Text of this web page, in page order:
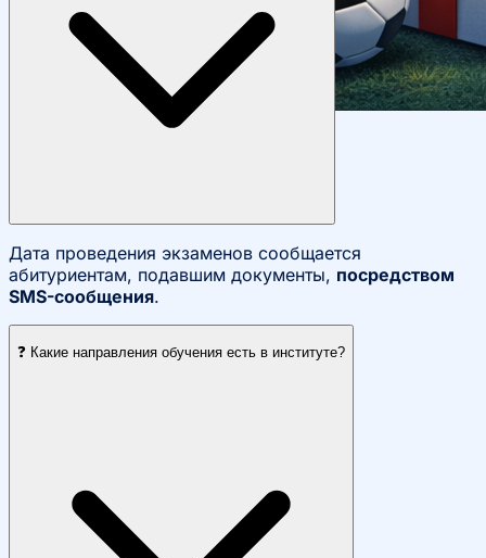
Дата проведения экзаменов сообщается
абитуриентам, подавшим документы, посредством
SMS-сообщения.
❓ Какие направления обучения есть в институте?